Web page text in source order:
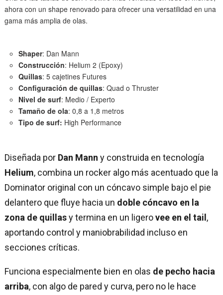
Diseñada por Dan Mann y construida en tecnología
Helium, combina un rocker algo más acentuado que la
Dominator original con un cóncavo simple bajo el pie
delantero que fluye hacia un doble cóncavo en la
zona de quillasy termina en un ligerovee en el tail ,
aportando control y maniobrabilidad incluso en
secciones críticas.
Funciona especialmente bien en olas de pecho hacia
arriba, con algo de pared y curva, pero no le hace